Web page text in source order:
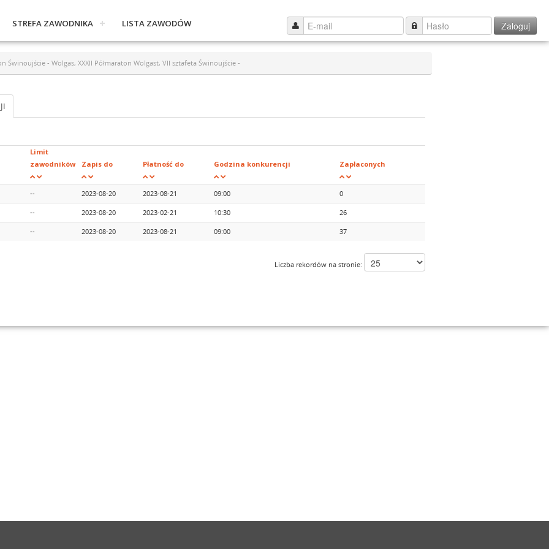
Zaloguj
STREFA ZAWODNIKA LISTA ZAWODÓW
Świnoujście - Wolgas, XXXII Półmaraton Wolgast, VII sztafeta Świnoujście -
Limit
zawodników
Zapis do Płatność do Godzina konkurencji Zapłaconych
-- 2023-08-20 2023-08-21 09:00 0
-- 2023-08-20 2023-02-21 10:30 26
-- 2023-08-20 2023-08-21 09:00 37
Liczba rekordów na stronie: